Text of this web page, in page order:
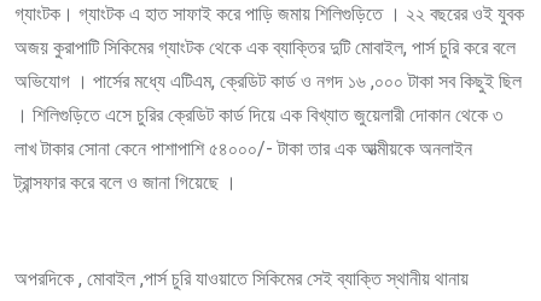
গ্যাংটক। গ্যাংটক এ হাত সাফাই করে পাড়ি জমায় শিলিগুড়িতে । ২২ বছরের ওই যুবক
অজয় কুরাপাটি সিকিমের গ্যাংটক থেকে এক ব্যাক্তির দুটি মোবাইল, পার্স চুরি করে বলে
অভিযোগ । পার্সের মধ্যে এটিএম, ক্রেডিট কার্ড ও নগদ ১৬ ,০০০ টাকা সব কিছুই ছিল
। শিলিগুড়িতে এসে চুরির ক্রেডিট কার্ড দিয়ে এক বিখ্যাত জুয়েলারী দোকান থেকে ৩
লাখ টাকার সোনা কেনে পাশাপাশি ৫৪০০০/- টাকা তার এক আত্মীয়কে অনলাইন
ট্রান্সফার করে বলে ও জানা গিয়েছে ।
অপরদিকে , মোবাইল ,পার্স চুরি যাওয়াতে সিকিমের সেই ব্যাক্তি স্থানীয় থানায়